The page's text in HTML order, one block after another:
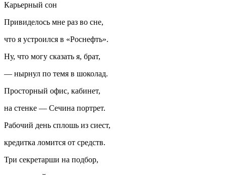
Карьерный сон
Привиделось мне раз во сне,
что я устроился в «Роснефть».
Ну, что могу сказать я, брат,
— нырнул по темя в шоколад.
Просторный офис, кабинет,
на стенке — Сечина портрет.
Рабочий день сплошь из сиест,
кредитка ломится от средств.
Три секретарши на подбор,